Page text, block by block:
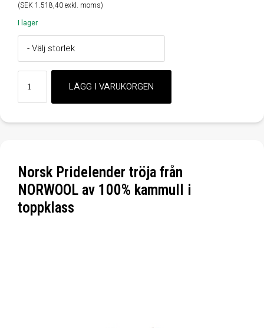
(SEK 1.518,40 exkl. moms)
I lager
Norsk Pridelender tröja från
NORWOOL av 100% kammull i
toppklass